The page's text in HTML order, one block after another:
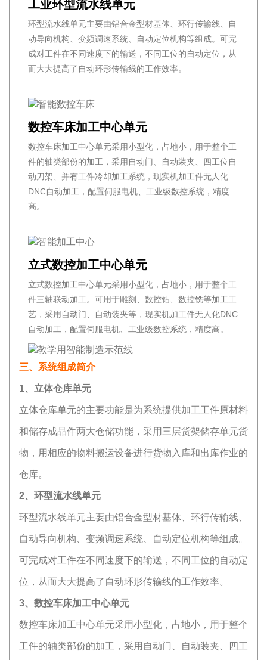
工业环型流水线单元
环型流水线单元主要由铝合金型材基体、环行传输线、自
动导向机构、变频调速系统、自动定位机构等组成。可完
成对工件在不同速度下的输送，不同工位的自动定位，从
而大大提高了自动环形传输线的工作效率。
数控车床加工中心单元
数控车床加工中心单元采用小型化，占地小，用于整个工
件的轴类部份的加工，采用自动门、自动装夹、四工位自
动刀架、并有工件冷却加工系统，现实机加工件无人化
DNC自动加工，配置伺服电机、工业级数控系统，精度
高。
立式数控加工中心单元
立式数控加工中心单元采用小型化，占地小，用于整个工
件三轴联动加工。可用于雕刻、数控钻、数控铣等加工工
艺，采用自动门、自动装夹等，现实机加工件无人化DNC
自动加工，配置伺服电机、工业级数控系统，精度高。
三、系统组成简介
1、立体仓库单元
立体仓库单元的主要功能是为系统提供加工工件原材料
和储存成品件两大仓储功能，采用三层货架储存单元货
物，用相应的物料搬运设备进行货物入库和出库作业的
仓库。
2、环型流水线单元
环型流水线单元主要由铝合金型材基体、环行传输线、
自动导向机构、变频调速系统、自动定位机构等组成。
可完成对工件在不同速度下的输送，不同工位的自动定
位，从而大大提高了自动环形传输线的工作效率。
3、数控车床加工中心单元
数控车床加工中心单元采用小型化，占地小，用于整个
工件的轴类部份的加工，采用自动门、自动装夹、四工